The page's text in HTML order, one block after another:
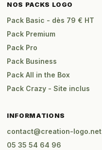
NOS PACKS LOGO
Pack Basic - dès 79 € HT
Pack Premium
Pack Pro
Pack Business
Pack All in the Box
Pack Crazy - Site inclus
INFORMATIONS
contact@creation-logo.net
05 35 54 64 96